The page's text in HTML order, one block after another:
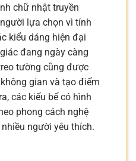
chữ nhật truyền
lựa chọn vì tính
kiểu dáng hiện đại
đang ngày càng
tường cũng được
gian và tạo điểm
các kiểu bể có hình
phong cách nghệ
người yêu thích.